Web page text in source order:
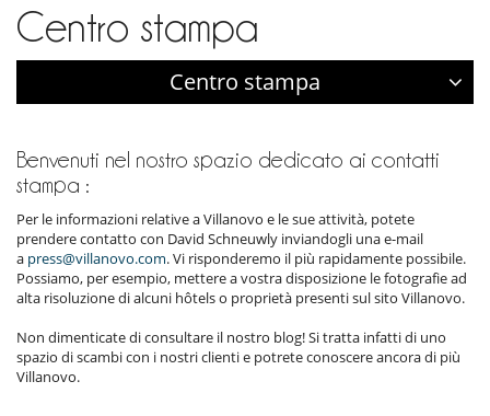
Centro stampa
Centro stampa
Benvenuti nel nostro spazio dedicato ai contatti
stampa :
Per le informazioni relative a Villanovo e le sue attività, potete
prendere contatto con David Schneuwly inviandogli una e-mail
a press@villanovo.com. Vi risponderemo il più rapidamente possibile.
Possiamo, per esempio, mettere a vostra disposizione le fotografie ad
alta risoluzione di alcuni hôtels o proprietà presenti sul sito Villanovo.
Non dimenticate di consultare il nostro blog! Si tratta infatti di uno
spazio di scambi con i nostri clienti e potrete conoscere ancora di più
Villanovo.